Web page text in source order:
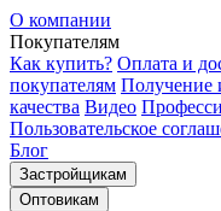
О компании
Покупателям
Как купить? Оплата и
покупателям Получение
качества Видео
Пользовательское
Блог
Застройщикам
Оптовикам